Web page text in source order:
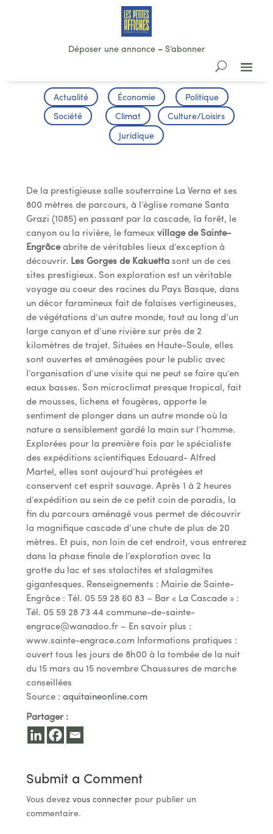
Déposer une annonce– S’abonner
Actualité Économie Politique
Société Climat Culture/Loisirs
Juridique
De la prestigieuse salle souterraine La Verna et ses
800 mètres de parcours, à l’église romane Santa
Grazi (1085) en passant par la cascade, la forêt, le
canyon ou la rivière, le fameux village de Sainte-
Engrâceabrite de véritables lieux d’exception à
découvrir. Les Gorges de Kakuettasont un de ces
sites prestigieux. Son exploration est un véritable
voyage au coeur des racines du Pays Basque, dans
un décor faramineux fait de falaises vertigineuses,
de végétations d’un autre monde, tout au long d’un
large canyon et d’une rivière sur près de 2
kilomètres de trajet. Situées en Haute-Soule, elles
sont ouvertes et aménagées pour le public avec
l’organisation d’une visite qui ne peut se faire qu’en
eaux basses. Son microclimat presque tropical, fait
de mousses, lichens et fougères, apporte le
sentiment de plonger dans un autre monde où la
nature a sensiblement gardé la main sur l’homme.
Explorées pour la première fois par le spécialiste
des expéditions scientifiques Edouard- Alfred
Martel, elles sont aujourd’hui protégées et
conservent cet esprit sauvage. Après 1 à 2 heures
d’expédition au sein de ce petit coin de paradis, la
fin du parcours aménagé vous permet de découvrir
la magnifique cascade d’une chute de plus de 20
mètres. Et puis, non loin de cet endroit, vous entrerez
dans la phase finale de l’exploration avec la
grotte du lac et ses stalactites et stalagmites
gigantesques. Renseignements : Mairie de Sainte-
Engrâce : Tél. 05 59 28 60 83 – Bar « La Cascade » :
Tél. 05 59 28 73 44 commune-de-sainte-
engrace@wanadoo.fr– En savoir plus :
www.sainte-engrace.com Informations pratiques :
ouvert tous les jours de 8h00 à la tombée de la nuit
du 15 mars au 15 novembre Chaussures de marche
conseillées
Source : aquitaineonline.com
Partager :
Submit a Comment
Vous devez vous connecterpour publier un
commentaire.